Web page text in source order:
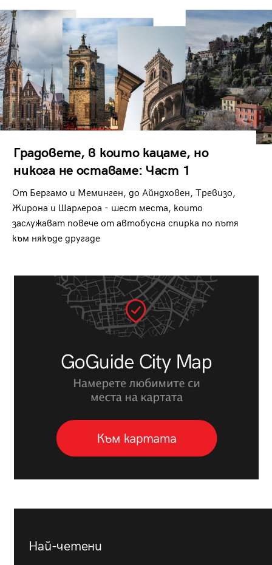
Градовете, в които кацаме, но
никога не оставаме: Част 1
От Бергамо и Меминген, до Айндховен, Тревизо,
Жирона и Шарлероа - шест места, които
заслужават повече от автобусна спирка по пътя
към някъде другаде
Най-четени